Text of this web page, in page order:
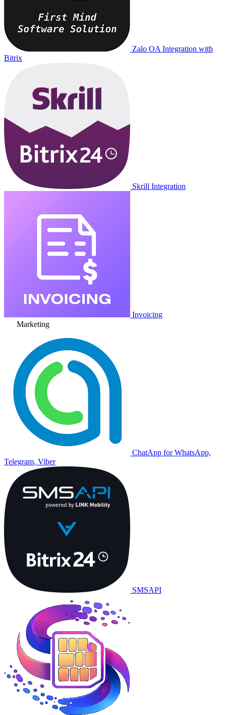
Zalo OA Integration with
Bitrix
Skrill Integration
Invoicing
Marketing
ChatApp for WhatsApp,
Telegram, Viber
SMSAPI